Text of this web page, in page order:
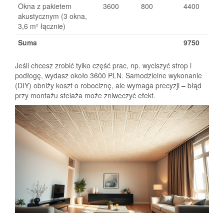
Okna z pakietem
akustycznym (3 okna,
3,6 m² łącznie)
3600 800 4400
Suma 9750
Jeśli chcesz zrobić tylko część prac, np. wyciszyć strop i
podłogę, wydasz około 3600 PLN. Samodzielne wykonanie
(DIY) obniży koszt o robociznę, ale wymaga precyzji – błąd
przy montażu stelaża może zniweczyć efekt.